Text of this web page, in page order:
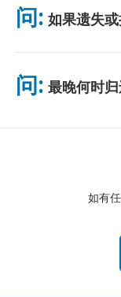
免费充电宝。
问: 如果遗失
您可以在结账时添加
我们将帮助您保持连
问: 最晚何时
如有